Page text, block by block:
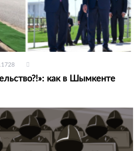
как в Шымкенте